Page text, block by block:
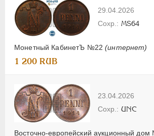
29.04.2026
Монетный КабинетЪ №22(интернет)
MS64
1 200 RUB
23.04.2026
Восточно-европейский аукционный
UNC